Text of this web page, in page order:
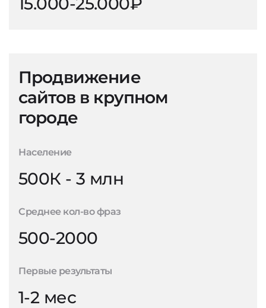
Продвижение
сайтов в крупном
городе
Население
500К - 3 млн
Среднее кол-во фраз
500-2000
Первые результаты
1-2 мес